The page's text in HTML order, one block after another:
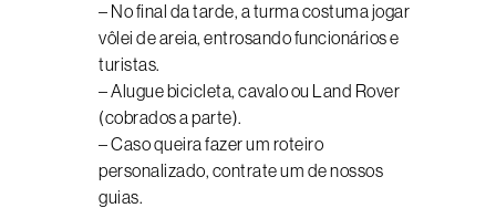
– No final da tarde, a turma costuma jogar
vôlei de areia, entrosando funcionários e
turistas.
– Alugue bicicleta, cavalo ou Land Rover
(cobrados a parte).
– Caso queira fazer um roteiro
personalizado, contrate um de nossos
guias.